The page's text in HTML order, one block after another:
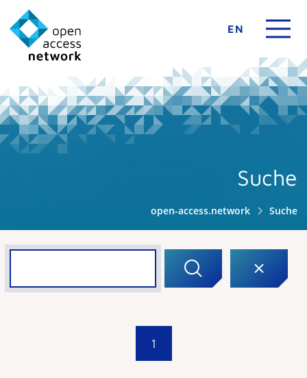
EN
Suche
open-access.network Suche
1